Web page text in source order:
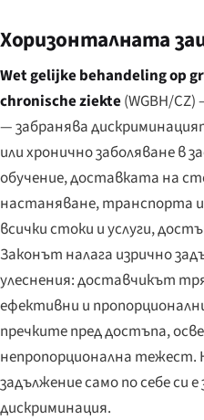
Хоризонталната
Wet gelijke behandeling op
chronische ziekte(WGBH/CZ)
— забранява
или хронично заболяване
обучение, доставката на
настаняване, транспорта
всички стоки и услуги,
Законът налага изрично
улеснения: доставчикът
ефективни и
пречките пред достъпа,
непропорционална тежест.
задължение само по себе си
дискриминация.